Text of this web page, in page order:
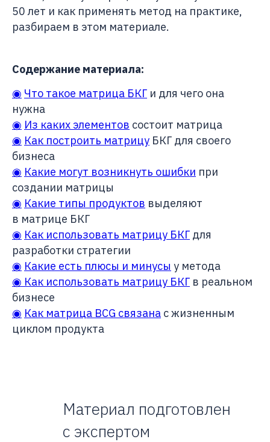
50 лет и как применять метод на практике,
разбираем в этом материале.
Содержание материала:
◉ Что такое матрица БКГ и для чего она
нужна
◉ Из каких элементов состоит матрица
◉ Как построить матрицу БКГ для своего
бизнеса
◉ Какие могут возникнуть ошибки при
создании матрицы
◉ Какие типы продуктов выделяют
в матрице БКГ
◉ Как использовать матрицу БКГ для
разработки стратегии
◉ Какие есть плюсы и минусы у метода
◉ Как использовать матрицу БКГ в реальном
бизнесе
◉ Как матрица BCG связана с жизненным
циклом продукта
Материал подготовлен
с экспертом